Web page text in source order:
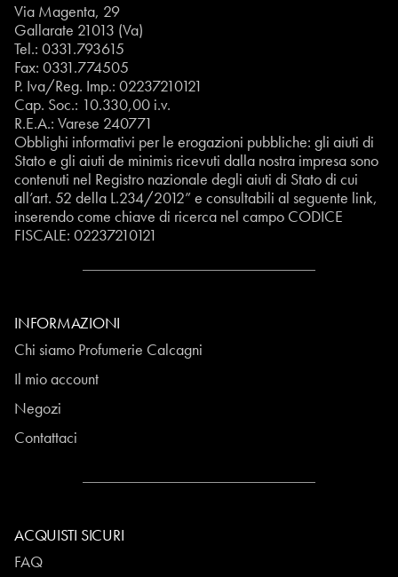
Via Magenta, 29
Gallarate 21013 (Va)
Tel.: 0331.793615
Fax: 0331.774505
P. Iva/Reg. Imp.: 02237210121
Cap. Soc.: 10.330,00 i.v.
R.E.A.: Varese 240771
Obblighi informativi per le erogazioni pubbliche: gli aiuti di
Stato e gli aiuti de minimis ricevuti dalla nostra impresa sono
contenuti nel Registro nazionale degli aiuti di Stato di cui
all’art. 52 della L.234/2012” e consultabili al seguente link,
inserendo come chiave di ricerca nel campo CODICE
FISCALE: 02237210121
INFORMAZIONI
Chi siamo Profumerie Calcagni
Il mio account
Negozi
Contattaci
ACQUISTI SICURI
FAQ